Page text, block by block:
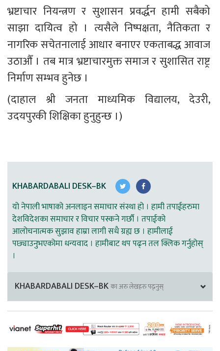
भ्रष्टाचार नियन्त्रण र सुशासन प्रवर्द्धन हामी सबैको
साझा दायित्व हो । त्यसैले निष्पक्षता, नैतिकता र
नागरिक सचेतनालाई आधार बनाएर एकताबद्ध आवाज
उठाऔँ । तब मात्र भ्रष्टाचारमुक्त समाज र सुशासित राष्ट्र
निर्माण सम्भव हुनेछ ।
(दाहाल श्री जनता माध्यमिक विद्यालय, देउरी,
उदयपुरकी शिक्षिका हुनुहुन्छ ।)
KHABARDABALI DESK–BK
यो नेपाली भाषाको अनलाइन समाचार संस्था हो । हामी तपाईहरुमा
देशविदेशका समाचार र विचार पस्कने गर्छौ । तपाईको
आलोचनात्मक सुझाव हाम्रा लागी सधै ग्रह्य छ । हामीलाई
पछ्याउनुभएकोमा धन्यवाद । हामीबाट थप पढ्न तल क्लिक गर्नुहोस्
।
KHABARDABALI DESK–BKका अरु लेखहरु पढ्नुस्